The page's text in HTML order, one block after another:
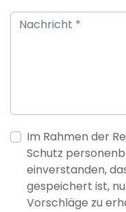
Im Rahmen der
Schutz
einverstanden,
gespeichert ist,
Vorschläge zu